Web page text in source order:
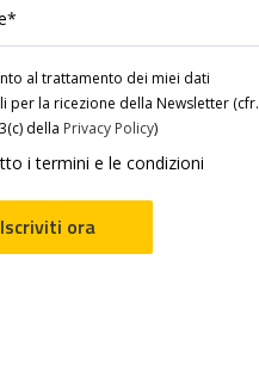
al trattamento dei miei dati
per la ricezione della Newsletter (cfr.
della Privacy Policy)
i termini e le condizioni